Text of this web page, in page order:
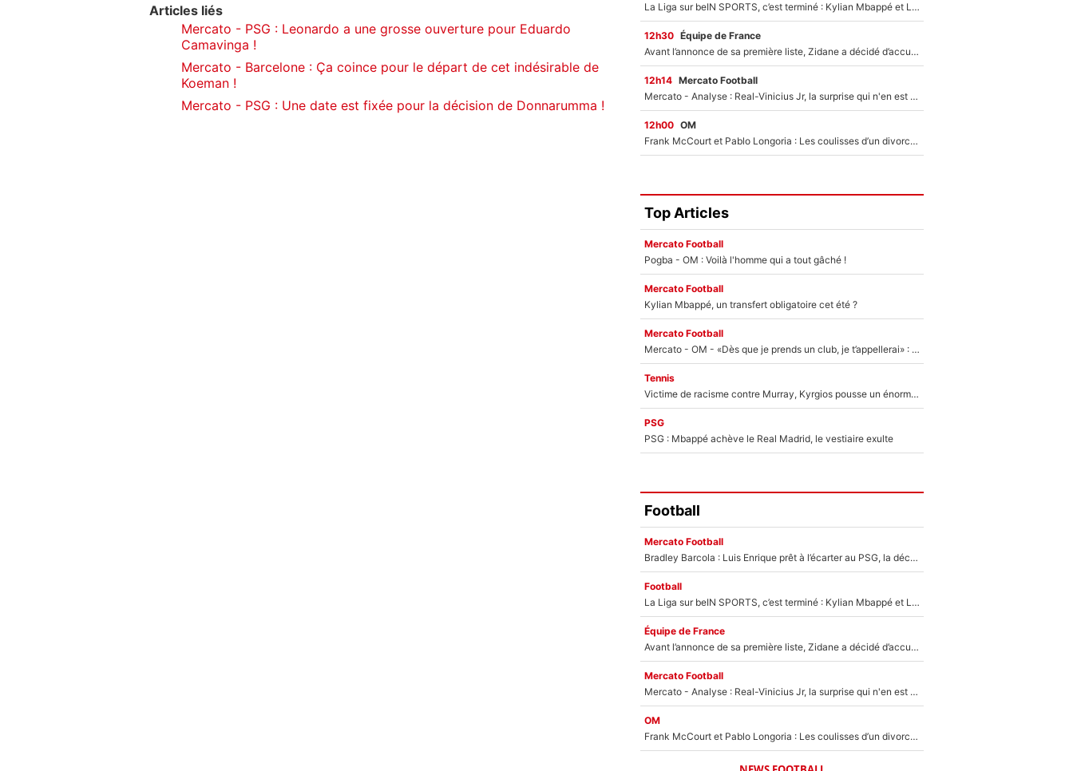
Articles liés
Mercato - PSG : Leonardo a une grosse ouverture pour Eduardo
Camavinga !
Mercato - Barcelone : Ça coince pour le départ de cet indésirable de
Koeman !
Mercato - PSG : Une date est fixée pour la décision de Donnarumma !
La Liga sur beIN SPORTS, c’est terminé : Kylian Mbappé et Lamine Yamal changent de chaîne, «le moment était venu d'ouvrir un nouveau chapitre»
12h30 Équipe de France
Avant l’annonce de sa première liste, Zidane a décidé d’accueillir une nouvelle tête en équipe de France
12h14 Mercato Football
Mercato - Analyse : Real-Vinicius Jr, la surprise qui n'en est pas une...
12h00 OM
Frank McCourt et Pablo Longoria : Les coulisses d’un divorce coûteux qui ruine l’OM à petit feu…
Top Articles
Mercato Football
Pogba - OM : Voilà l'homme qui a tout gâché !
Mercato Football
Kylian Mbappé, un transfert obligatoire cet été ?
Mercato Football
Mercato - OM - «Dès que je prends un club, je t’appellerai» : La promesse de Marcelino au moment de claquer la porte
Tennis
Victime de racisme contre Murray, Kyrgios pousse un énorme coup de gueule !
PSG
PSG : Mbappé achève le Real Madrid, le vestiaire exulte
Football
Mercato Football
Bradley Barcola : Luis Enrique prêt à l’écarter au PSG, la décision qui va accélérer son transfert à Liverpool ?
Football
La Liga sur beIN SPORTS, c’est terminé : Kylian Mbappé et Lamine Yamal changent de chaîne, «le moment était venu d'ouvrir un nouveau chapitre»
Équipe de France
Avant l’annonce de sa première liste, Zidane a décidé d’accueillir une nouvelle tête en équipe de France
Mercato Football
Mercato - Analyse : Real-Vinicius Jr, la surprise qui n'en est pas une...
OM
Frank McCourt et Pablo Longoria : Les coulisses d’un divorce coûteux qui ruine l’OM à petit feu…